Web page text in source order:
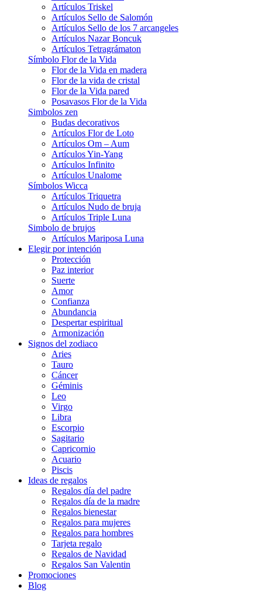
Artículos Triskel
Artículos Sello de Salomón
Artículos Sello de los 7 arcangeles
Artículos Nazar Boncuk
Artículos Tetragrámaton
Símbolo Flor de la Vida
Flor de la Vida en madera
Flor de la vida de cristal
Flor de la Vida pared
Posavasos Flor de la Vida
Simbolos zen
Budas decorativos
Artículos Flor de Loto
Artículos Om – Aum
Artículos Yin-Yang
Artículos Infinito
Artículos Unalome
Símbolos Wicca
Artículos Triquetra
Artículos Nudo de bruja
Artículos Triple Luna
Simbolo de brujos
Artículos Mariposa Luna
Elegir por intención
Protección
Paz interior
Suerte
Amor
Confianza
Abundancia
Despertar espiritual
Armonización
Signos del zodiaco
Aries
Tauro
Cáncer
Géminis
Leo
Virgo
Libra
Escorpio
Sagitario
Capricornio
Acuario
Piscis
Ideas de regalos
Regalos día del padre
Regalos día de la madre
Regalos bienestar
Regalos para mujeres
Regalos para hombres
Tarjeta regalo
Regalos de Navidad
Regalos San Valentin
Promociones
Blog